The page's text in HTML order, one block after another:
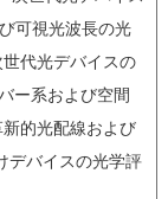
可視光波長の光
代光デバイスの
ー系および空間
的光配線および
デバイスの光学評